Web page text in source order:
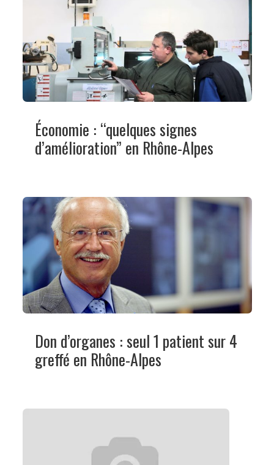
Économie : “quelques signes
d’amélioration” en Rhône-Alpes
Don d’organes : seul 1 patient sur 4
greffé en Rhône-Alpes